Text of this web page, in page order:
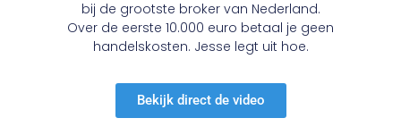
bij de grootste broker van Nederland.
Over de eerste 10.000 euro betaal je geen
handelskosten. Jesse legt uit hoe.
Bekijk direct de video